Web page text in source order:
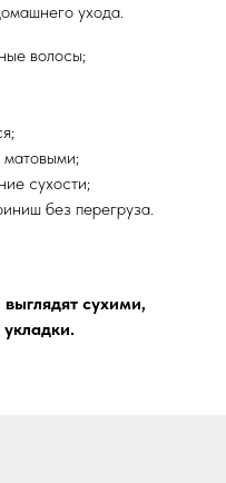
ухода.
волосы;
матовыми;
сухости;
без перегруза.
сухими,